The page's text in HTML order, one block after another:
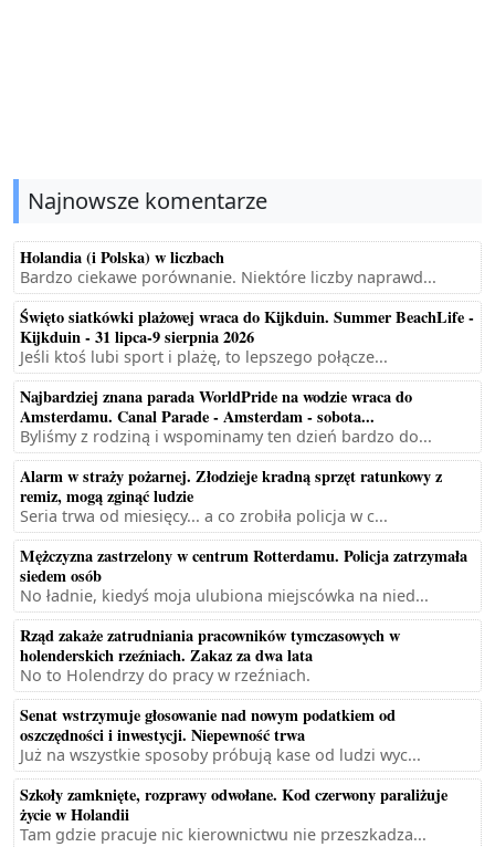
Najnowsze komentarze
Holandia (i Polska) w liczbach
Bardzo ciekawe porównanie. Niektóre liczby naprawd...
Święto siatkówki plażowej wraca do Kijkduin. Summer BeachLife -
Kijkduin - 31 lipca-9 sierpnia 2026
Jeśli ktoś lubi sport i plażę, to lepszego połącze...
Najbardziej znana parada WorldPride na wodzie wraca do
Amsterdamu. Canal Parade - Amsterdam - sobota...
Byliśmy z rodziną i wspominamy ten dzień bardzo do...
Alarm w straży pożarnej. Złodzieje kradną sprzęt ratunkowy z
remiz, mogą zginąć ludzie
Seria trwa od miesięcy... a co zrobiła policja w c...
Mężczyzna zastrzelony w centrum Rotterdamu. Policja zatrzymała
siedem osób
No ładnie, kiedyś moja ulubiona miejscówka na nied...
Rząd zakaże zatrudniania pracowników tymczasowych w
holenderskich rzeźniach. Zakaz za dwa lata
No to Holendrzy do pracy w rzeźniach.
Senat wstrzymuje głosowanie nad nowym podatkiem od
oszczędności i inwestycji. Niepewność trwa
Już na wszystkie sposoby próbują kase od ludzi wyc...
Szkoły zamknięte, rozprawy odwołane. Kod czerwony paraliżuje
życie w Holandii
Tam gdzie pracuje nic kierownictwu nie przeszkadza...